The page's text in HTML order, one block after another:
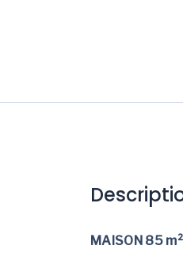
MAISON 85